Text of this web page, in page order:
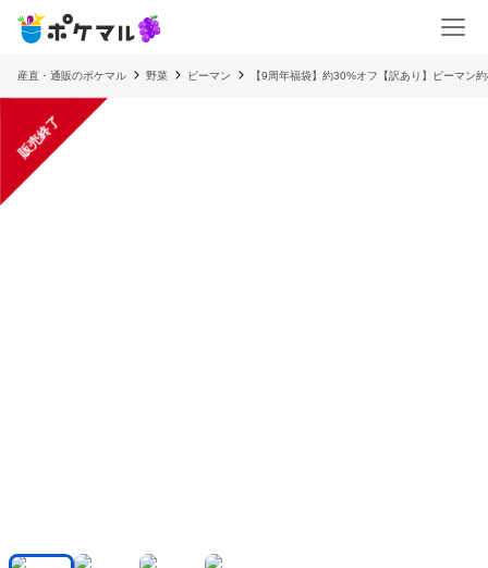
産直・通販のポケマル 野菜 ピーマン 【9周年福袋】約30%オフ【訳あり】ピーマン
販売終了